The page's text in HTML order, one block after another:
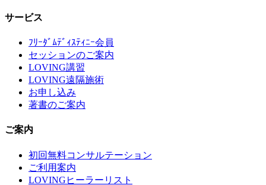
サービス
ﾌﾘｰﾀﾞﾑﾃﾞｨｽﾃｨﾆｰ会員
セッションのご案内
LOVING講習
LOVING遠隔施術
お申し込み
著書のご案内
ご案内
初回無料コンサルテーション
ご利用案内
LOVINGヒーラーリスト